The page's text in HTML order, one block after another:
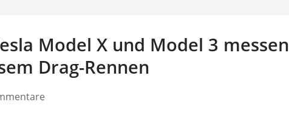
Model X und Model 3 messen
Drag-Rennen